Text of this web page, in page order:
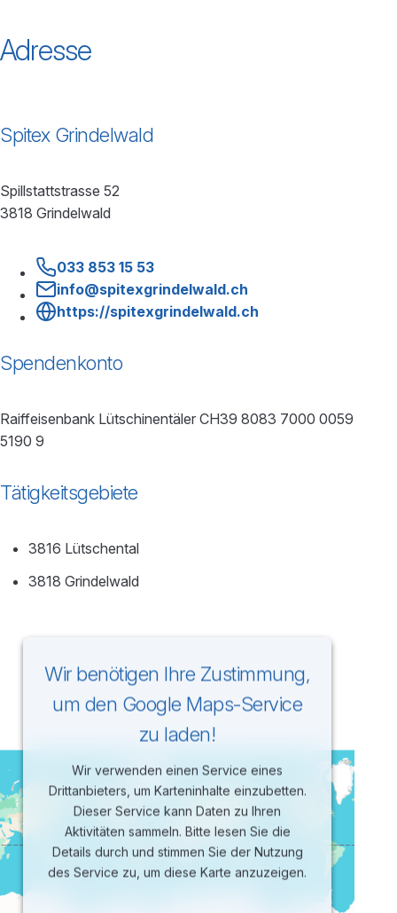
Adresse
Spitex Grindelwald
Spillstattstrasse 52
3818 Grindelwald
033 853 15 53
info@spitexgrindelwald.ch
https://spitexgrindelwald.ch
Spendenkonto
Raiffeisenbank Lütschinentäler CH39 8083 7000 0059
5190 9
Tätigkeitsgebiete
3816 Lütschental
3818 Grindelwald
Wir benötigen Ihre Zustimmung,
um den Google Maps-Service
zu laden!
Wir verwenden einen Service eines
Drittanbieters, um Karteninhalte einzubetten.
Dieser Service kann Daten zu Ihren
Aktivitäten sammeln. Bitte lesen Sie die
Details durch und stimmen Sie der Nutzung
des Service zu, um diese Karte anzuzeigen.